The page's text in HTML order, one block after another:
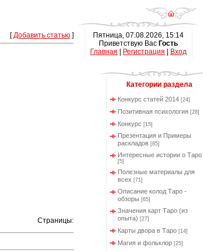
[Добавить статью ]
Страницы:
Пятница, 07.08.2026, 15:14
Приветствую Вас Гость
Главная
Регистрация Вход
Категории раздела
Конкурс статей 2014 [24]
Позитивная психология [28]
Конкурс [15]
Презентация и Примеры
раскладов [85]
Интересные истории о Таро
[5]
Полезные материалы для
всех [71]
Описание колод Таро -
обзоры [65]
Значения карт Таро (из
опыта) [27]
Карты двора в Таро [14]
Магия и фольклор [25]